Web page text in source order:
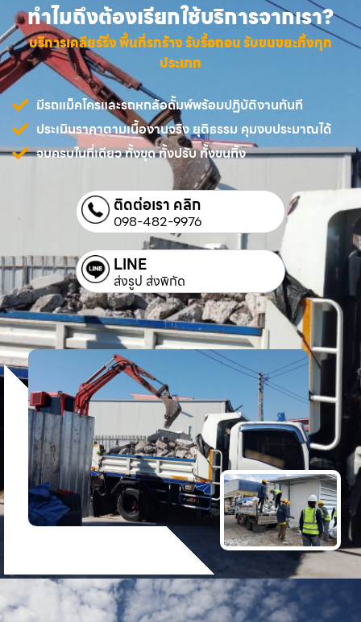
ทำไมถึงต้องเรียกใช้บริการจากเรา?
บริการเคลียร์ริ่ง พื้นที่รกร้าง รับรื้อถอน รับขนขยะทิ้งทุก
ประเภท
มีรถแม็คโครและรถหกล้อดั้มพ์พร้อมปฏิบัติงานทันที
ประเมินราคาตามเนื้องานจริง ยุติธรรม คุมงบประมาณได้
จบครบในที่เดียว ทั้งขุด ทั้งปรับ ทั้งขนทิ้ง
ติดต่อเรา คลิก
098-482-9976
LINE
ส่งรูป ส่งพิกัด